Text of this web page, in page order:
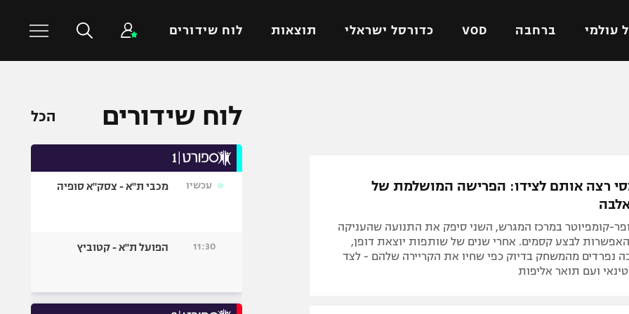
עולמי ברחבה VOD כדורסל ישראלי תוצאות לוח שידורים
ישראל
ליגה איטלקית
ליגה צרפתית
הפועל ירושלים
דני אבדיה
כדורסל עולמי
כדורעף
היאבקות WWE
רצה אותם לצידו: הפרישה המושלמת של
קומפיוטר במרכז המגרש, השני סיפק את התנועה שהעניקה
לבצע קסמים. אחרי שנים של שותפות יוצאת דופן,
נפרדים מהמשחק בדיוק כפי שחיו את הקריירה שלהם - לצד
ועם תואר אליפות
לוח שידורים הכל
עכשיו מכבי ת"א - צסק"א סופיה
11:30 הפועל ת"א - קטוביץ